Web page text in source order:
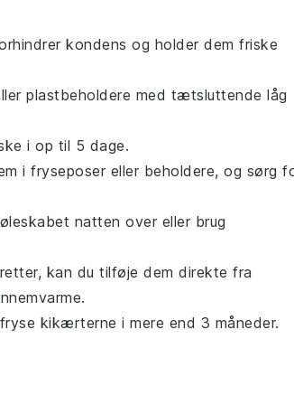
kondens og holder dem friske
plastbeholdere med tætsluttende låg
i op til 5 dage.
i fryseposer eller beholdere, og sørg
natten over eller brug
, kan du tilføje dem direkte fra
kikærterne i mere end 3 måneder.